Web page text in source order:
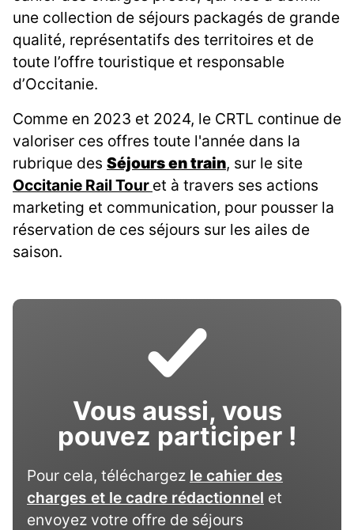
une collection de séjours packagés de grande
qualité, représentatifs des territoires et de
toute l’offre touristique et responsable
d’Occitanie.
Comme en 2023 et 2024, le CRTL continue de
valoriser ces offres toute l'année dans la
rubrique des Séjours en train, sur le site
Occitanie Rail Tour et à travers ses actions
marketing et communication, pour pousser la
réservation de ces séjours sur les ailes de
saison.
Vous aussi, vous
pouvez participer !
Pour cela, téléchargez le cahier des
charges et le cadre rédactionnel et
envoyez votre offre de séjours